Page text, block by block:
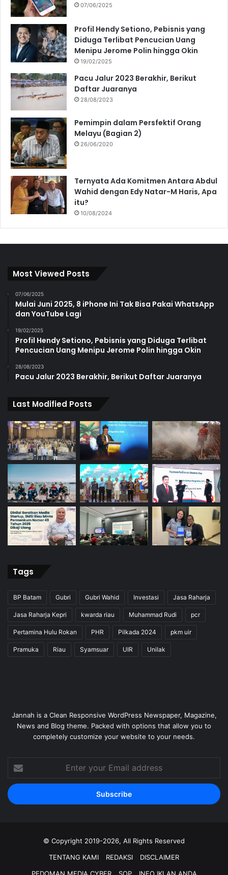
07/06/2025
Profil Hendy Setiono, Pebisnis yang
Diduga Terlibat Pencucian Uang
Menipu Jerome Polin hingga Okin
19/02/2025
Pacu Jalur 2023 Berakhir, Berikut
Daftar Juaranya
28/08/2023
Pemimpin dalam Persfektif Orang
Melayu (Bagian 2)
26/06/2020
Ternyata Ada Komitmen Antara Abdul
Wahid dengan Edy Natar-M Haris, Apa
itu?
10/08/2024
Most Viewed Posts
07/06/2025
Mulai Juni 2025, 8 iPhone Ini Tak Bisa Pakai WhatsApp
dan YouTube Lagi
19/02/2025
Profil Hendy Setiono, Pebisnis yang Diduga Terlibat
Pencucian Uang Menipu Jerome Polin hingga Okin
28/08/2023
Pacu Jalur 2023 Berakhir, Berikut Daftar Juaranya
Last Modified Posts
Tags
BP Batam Gubri Gubri Wahid Investasi Jasa Raharja
Jasa Raharja Kepri kwarda riau Muhammad Rudi pcr
Pertamina Hulu Rokan PHR Pilkada 2024 pkm uir
Pramuka Riau Syamsuar UIR Unilak
Jannah is a Clean Responsive WordPress Newspaper, Magazine,
News and Blog theme. Packed with options that allow you to
completely customize your website to your needs.
your
Email
address
© Copyright 2019-2026, All Rights Reserved
TENTANG KAMI
REDAKSI
DISCLAIMER